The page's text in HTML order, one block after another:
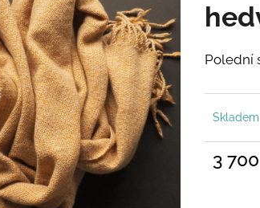
Polední
Skladem
3